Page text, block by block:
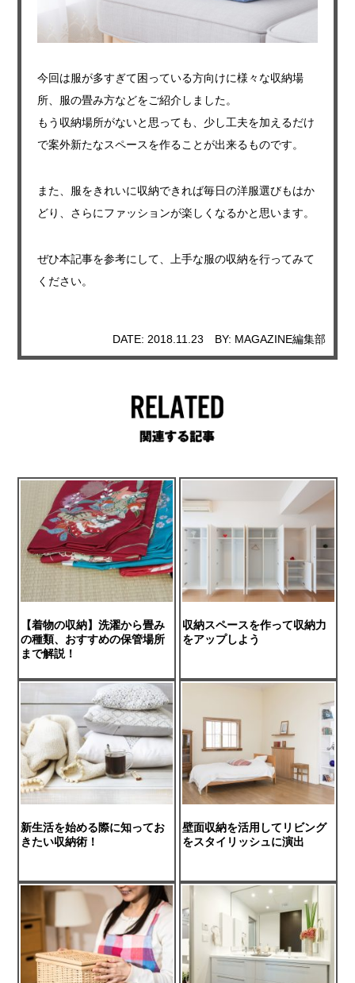
今回は服が多すぎて困っている方向けに様々な収納場
所、服の畳み方などをご紹介しました。
もう収納場所がないと思っても、少し工夫を加えるだけ
で案外新たなスペースを作ることが出来るものです。
また、服をきれいに収納できれば毎日の洋服選びもはか
どり、さらにファッションが楽しくなるかと思います。
ぜひ本記事を参考にして、上手な服の収納を行ってみて
ください。
DATE: 2018.11.23 BY: MAGAZINE編集部
【着物の収納】洗濯から畳み
の種類、おすすめの保管場所
まで解説！
収納スペースを作って収納力
をアップしよう
新生活を始める際に知ってお
きたい収納術！
壁面収納を活用してリビング
をスタイリッシュに演出